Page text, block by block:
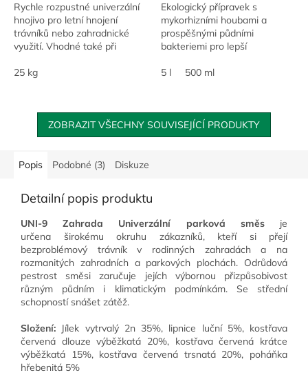
Rychle rozpustné univerzální
hnojivo pro letní hnojení
trávníků nebo zahradnické
využití. Vhodné také při
25 kg
Ekologický přípravek s
mykorhizními houbami a
prospěšnými půdními
bakteriemi pro lepší
celkovou vitalitu porostu.
5 l 500 ml
ZOBRAZIT VŠECHNY SOUVISEJÍCÍ PRODUKTY
Popis Podobné (3) Diskuze
Detailní popis produktu
UNI-9 Zahrada Univerzální parková směs
je
určena širokému okruhu zákazníků, kteří si přejí
bezproblémový trávník v rodinných zahradách a na
rozmanitých zahradních a parkových plochách. Odrůdová
pestrost směsi zaručuje jejích výbornou přizpůsobivost
různým půdním i klimatickým podmínkám. Se střední
schopností snášet zátěž.
Složení: Jílek vytrvalý 2n 35%, lipnice luční 5%, kostřava
červená dlouze výběžkatá 20%, kostřava červená krátce
výběžkatá 15%, kostřava červená trsnatá 20%, poháňka
hřebenitá 5%